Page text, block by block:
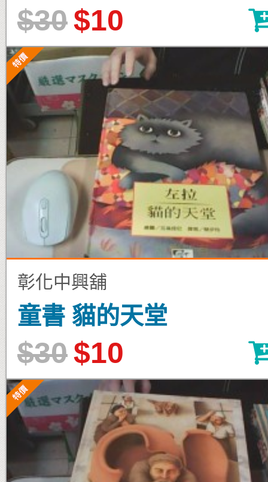
$30$10
彰化中興舖
童書 貓的天堂
$30$10